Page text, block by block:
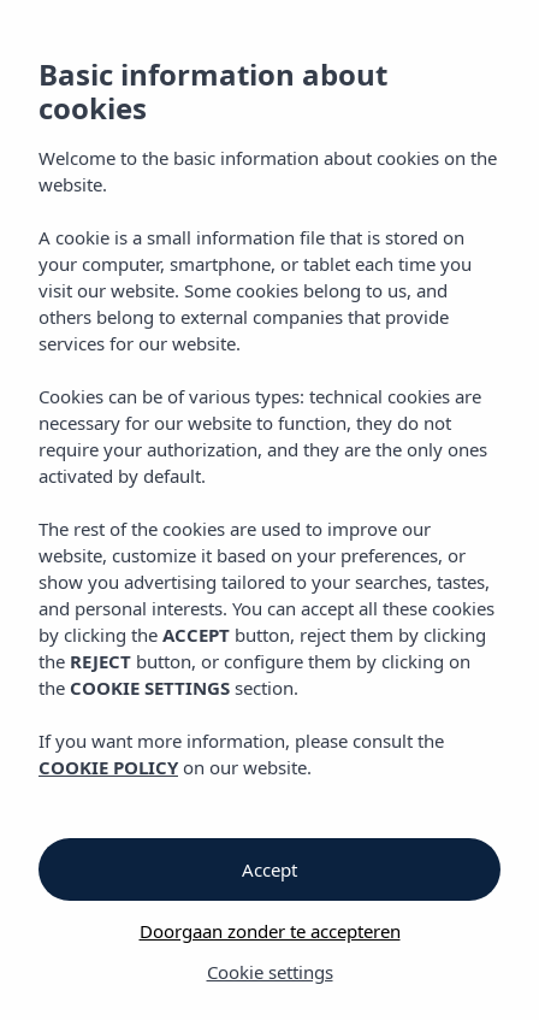
Alles Inbegrepen
Vibra Riviera Hotel
Home Ibiza Bahía De San Antonio
ALLES INBEGREPEN
Alles Inbegrepen
Alles Inbegrepen
Vibra Riviera Hotel
buffet, de bar van de lobby en het zwembad. Wat is
inbegrepen:
* Alle warme en koude in het restaurant-buffet bereide
gerechten (Ontbijt, lunch en diner)
Basic information about
cookies
Welcome to the basic information about cookies on the
website.
A cookie is a small information file that is stored on
your computer, smartphone, or tablet each time you
visit our website. Some cookies belong to us, and
others belong to external companies that provide
services for our website.
Cookies can be of various types: technical cookies are
necessary for our website to function, they do not
require your authorization, and they are the only ones
activated by default.
The rest of the cookies are used to improve our
website, customize it based on your preferences, or
show you advertising tailored to your searches, tastes,
and personal interests. You can accept all these cookies
by clicking the ACCEPT button, reject them by clicking
the REJECT button, or configure them by clicking on
the COOKIE SETTINGS section.
If you want more information, please consult the
COOKIE POLICY on our website.
Cookie settings
Doorgaan zonder te accepteren
Accept